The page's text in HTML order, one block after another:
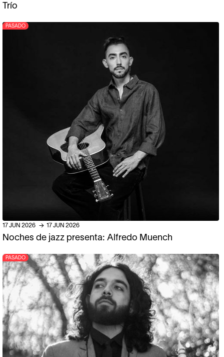
Trío
PASADO
17JUN 2026 → 17JUN 2026
Noches de jazz presenta: Alfredo Muench
PASADO